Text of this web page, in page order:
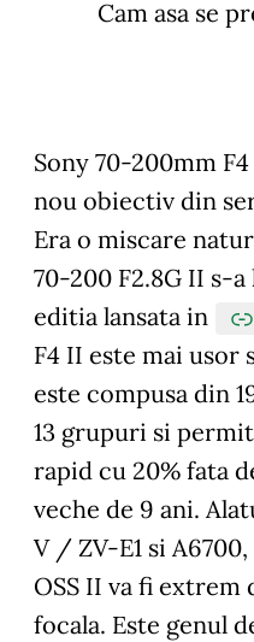
Cam asa se
Sony 70-200mm
nou obiectiv din
Era o miscare
70-200 F2.8G II s-a
editia lansata in
F4 II este mai usor
este compusa din
13 grupuri si
rapid cu 20% fata
veche de 9 ani.
V / ZV-E1 si
OSS II va fi
focala. Este genul